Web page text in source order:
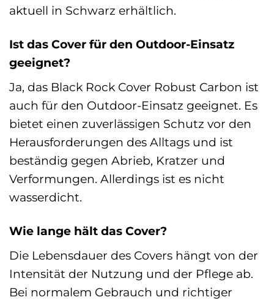
aktuell in Schwarz erhältlich.
Ist das Cover für den Outdoor-Einsatz
geeignet?
Ja, das Black Rock Cover Robust Carbon ist
auch für den Outdoor-Einsatz geeignet. Es
bietet einen zuverlässigen Schutz vor den
Herausforderungen des Alltags und ist
beständig gegen Abrieb, Kratzer und
Verformungen. Allerdings ist es nicht
wasserdicht.
Wie lange hält das Cover?
Die Lebensdauer des Covers hängt von der
Intensität der Nutzung und der Pflege ab.
Bei normalem Gebrauch und richtiger